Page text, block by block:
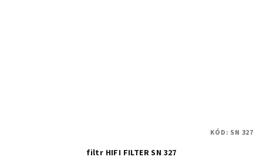
filtr HIFI FILTER SN 327
KÓD: SN 327